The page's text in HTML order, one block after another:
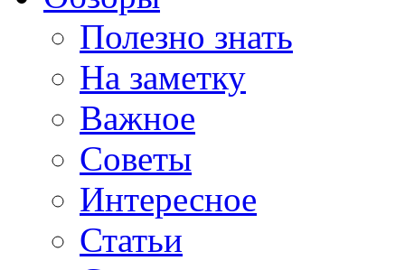
Полезно знать
На заметку
Важное
Советы
Интересное
Статьи